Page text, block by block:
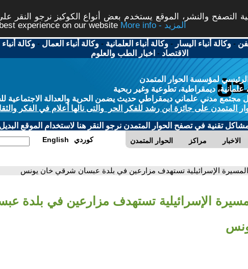
التصفح والنشر، الموقع يستخدم بعض أنواع الكوكيز نرجو النقر
experience on our website
More info - المزيد
-وكالة أنباء اليسار -وكالة أنباء العلمانية -وكالة أنباء العمال -وكالة
الاقتصاد - اخبار الطب والعلوم
لمؤسسة الحوار المتمدن
علمانية، ديمقراطية، تطوعية وغير ربحية
مجتمع مدني علماني ديمقراطي حديث يضمن الحرية والعدالة الاجتماعية
المتمدن على جائزة ابن رشد للفكر الحر والتى نالها أعلام في الفكر
مشاكل تقنية في تصفح الحوار المتمدن نرجو النقر هنا لاستخدام الموقع البديل
الحوار المتمدن مراكز الاخبار English كوردي
الإسرائيلية تستهدف مزارعين في بلدة عبسان شرقي خان يونس
الإسرائيلية تستهدف مزارعين في بلدة